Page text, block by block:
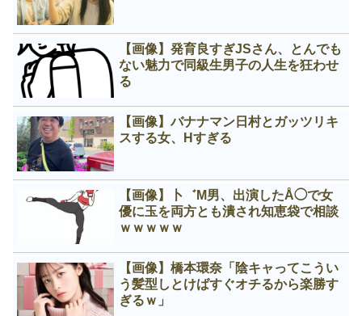
【画像】発育良すぎJSさん、とんでも
ない魅力で同級生男子の人生を狂わせ
る
【画像】バナナマン日村とガッツリキ
スする女、Нすぎる
【画像】卜゛M男、出演したÅ◯で女
優に玉を両方とも潰され知恵袋で相談
ｗｗｗｗｗ
【画像】橋本環奈「陰キャってこうい
う髪型しとけばすぐオチるから楽勝す
ぎるｗ」